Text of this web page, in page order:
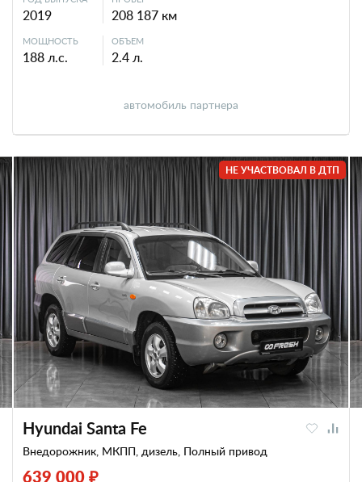
2019 208 187 км
МОЩНОСТЬ
188 л.с.
ОБЪЕМ
2.4 л.
автомобиль партнера
НЕ УЧАСТВОВАЛ В ДТП
Hyundai Santa Fe
Внедорожник, МКПП, дизель, Полный привод
639 000 ₽